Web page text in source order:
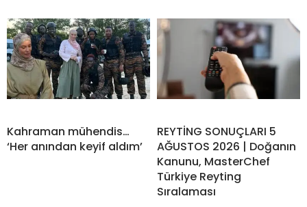
Kahraman mühendis…
‘Her anından keyif aldım’
REYTİNG SONUÇLARI 5
AĞUSTOS 2026 | Doğanın
Kanunu, MasterChef
Türkiye Reyting
Sıralaması